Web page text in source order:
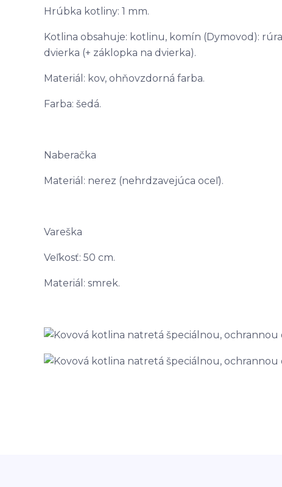
Hrúbka kotliny: 1 mm.
Kotlina obsahuje: kotlinu, komín (Dymovod):
dvierka (+ záklopka na dvierka).
Materiál: kov, ohňovzdorná farba.
Farba: šedá.
Naberačka
Materiál: nerez (nehrdzavejúca oceľ).
Vareška
Veľkosť: 50 cm.
Materiál: smrek.